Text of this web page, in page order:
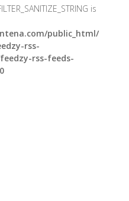
is
public_html/
rss-
rss-feeds-